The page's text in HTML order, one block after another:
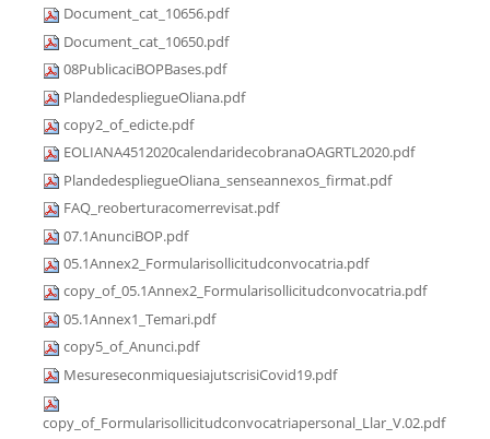
Document_cat_10656.pdf
Document_cat_10650.pdf
08PublicaciBOPBases.pdf
PlandedespliegueOliana.pdf
copy2_of_edicte.pdf
EOLIANA4512020calendaridecobranaOAGRTL2020.pdf
PlandedespliegueOliana_senseannexos_firmat.pdf
FAQ_reoberturacomerrevisat.pdf
07.1AnunciBOP.pdf
05.1Annex2_Formularisollicitudconvocatria.pdf
copy_of_05.1Annex2_Formularisollicitudconvocatria.pdf
05.1Annex1_Temari.pdf
copy5_of_Anunci.pdf
MesureseconmiquesiajutscrisiCovid19.pdf
copy_of_Formularisollicitudconvocatriapersonal_Llar_V.02.pdf